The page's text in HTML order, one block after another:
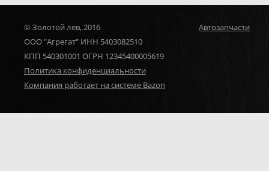
© Золотой лев, 2016
ООО "Агрегат" ИНН 5403082510
КПП 540301001 ОГРН 12345400005619
Политика конфиденциальности
Компания работает на системе Bazon
Автозапчасти